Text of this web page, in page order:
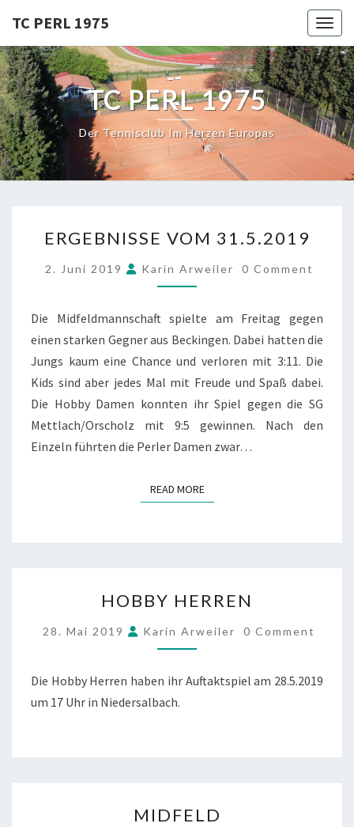
content
TC PERL 1975
TC PERL 1975
Der Tennisclub Im Herzen Europas
VOM
31.5.2019
ERGEBNISSE VOM 31.5.2019
2. Juni 2019 Karin Arweiler COMMENTS
0 Comment
Die Midfeldmannschaft spielte am Freitag gegen
einen starken Gegner aus Beckingen. Dabei hatten die
Jungs kaum eine Chance und verloren mit 3:11. Die
Kids sind aber jedes Mal mit Freude und Spaß dabei.
Die Hobby Damen konnten ihr Spiel gegen die SG
Mettlach/Orscholz mit 9:5 gewinnen. Nach den
Einzeln führten die Perler Damen zwar…
READ MOREREAD MORE
HERREN
HOBBY HERREN
28. Mai 2019 Karin Arweiler COMMENTS
0 Comment
Die Hobby Herren haben ihr Auftaktspiel am 28.5.2019
um 17 Uhr in Niedersalbach.
MIDFELD